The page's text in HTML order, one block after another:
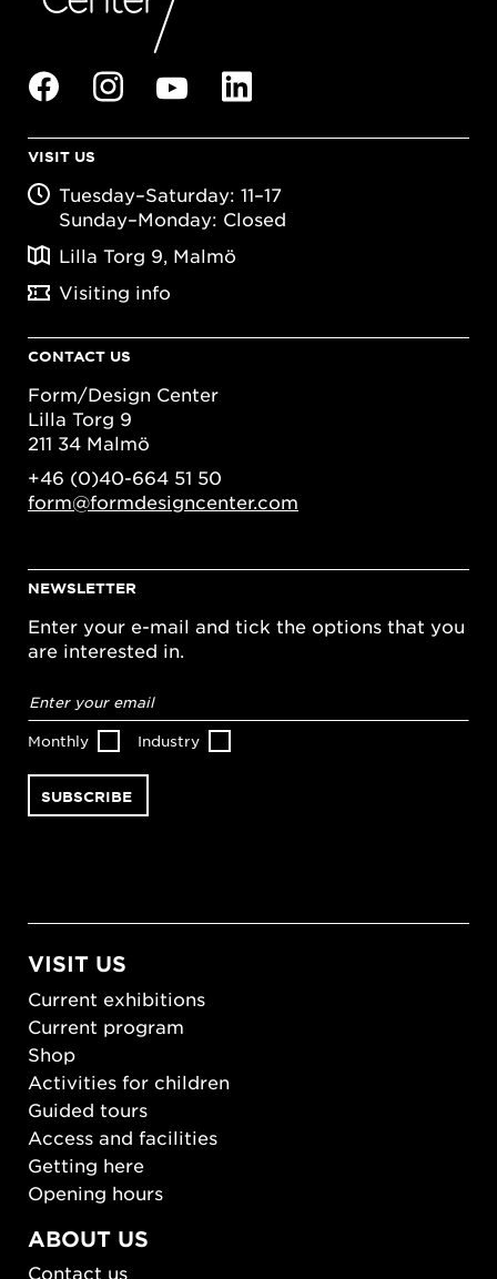
VISIT US
Tuesday–Saturday: 11–17
Sunday–Monday: Closed
Lilla Torg 9, Malmö
Visiting info
CONTACT US
Form/Design Center
Lilla Torg 9
211 34 Malmö
+46 (0)40-664 51 50
form@formdesigncenter.com
NEWSLETTER
Enter your e-mail and tick the options that you
are interested in.
address*
Monthly Industry
VISIT US
Current exhibitions
Current program
Shop
Activities for children
Guided tours
Access and facilities
Getting here
Opening hours
ABOUT US
Contact us